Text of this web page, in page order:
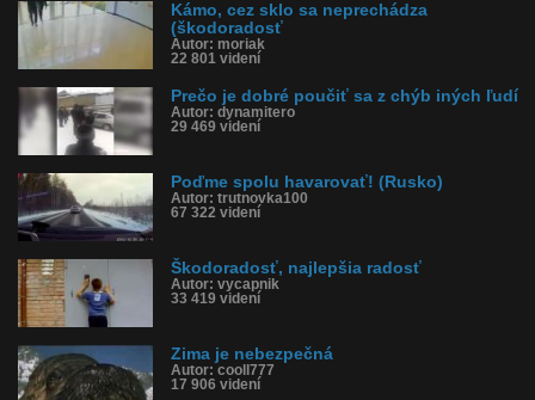
Kámo, cez sklo sa neprechádza
(škodoradosť
Autor: moriak
22 801 videní
Prečo je dobré poučiť sa z chýb iných ľudí
Autor: dynamitero
29 469 videní
Poďme spolu havarovať! (Rusko)
Autor: trutnovka100
67 322 videní
Škodoradosť, najlepšia radosť
Autor: vycapnik
33 419 videní
Zima je nebezpečná
Autor: cooll777
17 906 videní